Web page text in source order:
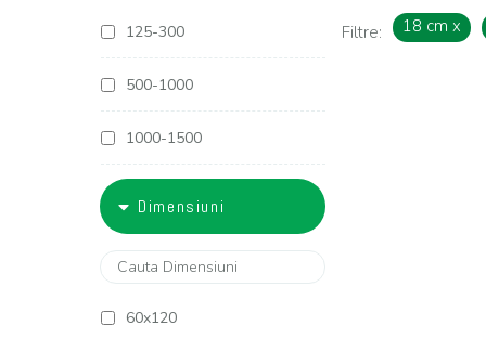
125-300
500-1000
1000-1500
Dimensiuni
60x120
Filtre: 18 cm x